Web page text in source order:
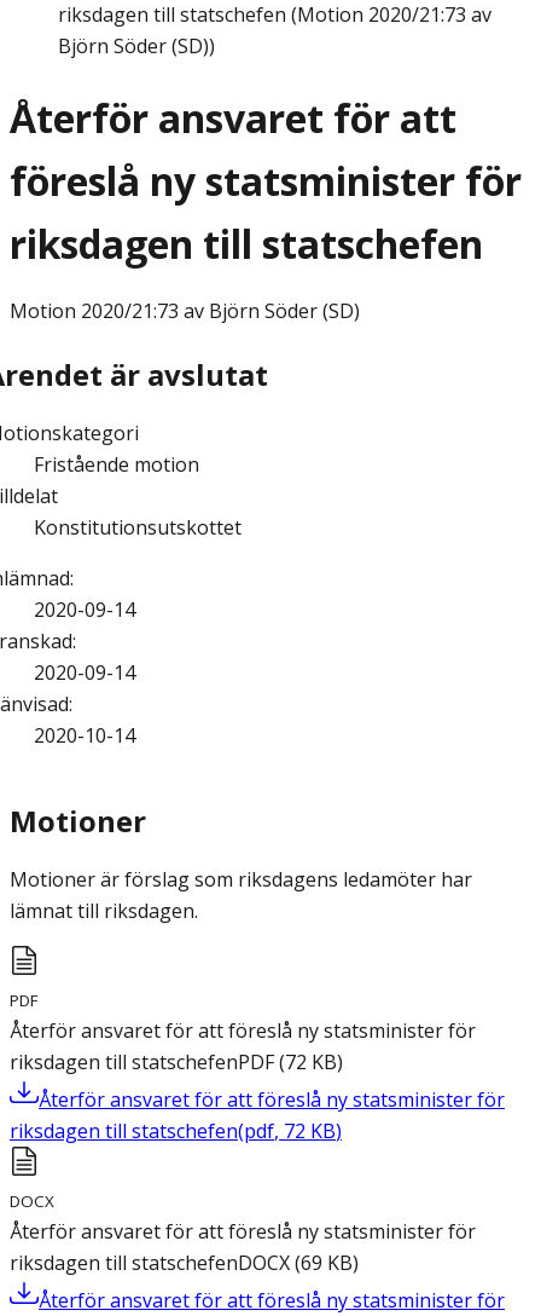
riksdagen till statschefen (Motion 2020/21:73 av
Björn Söder (SD))
Återför ansvaret för att
föreslå ny statsminister för
riksdagen till statschefen
Motion 2020/21:73 av Björn Söder (SD)
är avslutat
Fristående motion
Konstitutionsutskottet
:
2020-09-14
:
2020-09-14
:
2020-10-14
Motioner
Motioner är förslag som riksdagens ledamöter har
lämnat till riksdagen.
PDF
Återför ansvaret för att föreslå ny statsminister för
riksdagen till statschefenPDF(72 KB)
Återför ansvaret för att föreslå ny statsminister för
riksdagen till statschefen(pdf, 72 KB)
DOCX
Återför ansvaret för att föreslå ny statsminister för
riksdagen till statschefenDOCX(69 KB)
Återför ansvaret för att föreslå ny statsminister för